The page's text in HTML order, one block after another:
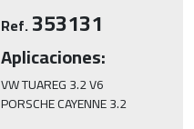
Ref.353131
Aplicaciones:
VW TUAREG 3.2 V6
PORSCHE CAYENNE 3.2